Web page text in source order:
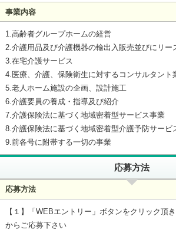
事業内容
1.高齢者グループホームの経営
2.介護用品及び介護機器の輸出入販売並びにリ
3.在宅介護サービス
4.医療、介護、保険衛生に対するコンサルタン
5.老人ホーム施設の企画、設計施工
6.介護要員の養成・指導及び紹介
7.介護保険法に基づく地域密着型サービス事業
8.介護保険法に基づく地域密着型介護予防サー
9.前各号に附帯する一切の事業
応募方法
応募方法
【１】「WEBエントリー」ボタンをクリック頂
からご応募下さい